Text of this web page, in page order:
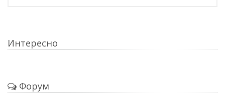
Интересно
Форум